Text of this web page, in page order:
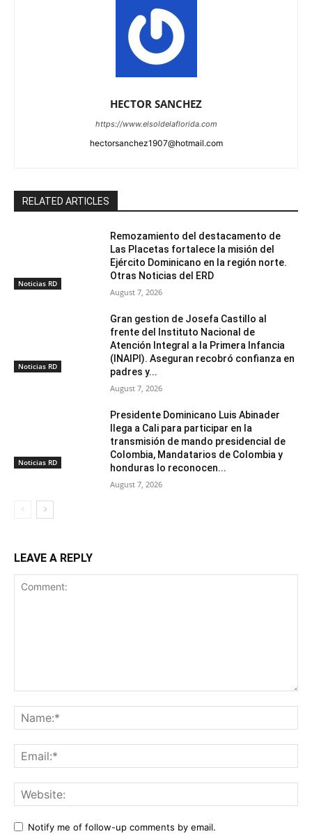
HECTOR SANCHEZ
https://www.elsoldelaflorida.com
hectorsanchez1907@hotmail.com
RELATED ARTICLES
Noticias RD
Remozamiento del destacamento de
Las Placetas fortalece la misión del
Ejército Dominicano en la región norte.
Otras Noticias del ERD
August 7, 2026
Noticias RD
Gran gestion de Josefa Castillo al
frente del Instituto Nacional de
Atención Integral a la Primera Infancia
(INAIPI). Aseguran recobró confianza en
padres y...
August 7, 2026
Noticias RD
Presidente Dominicano Luis Abinader
llega a Cali para participar en la
transmisión de mando presidencial de
Colombia, Mandatarios de Colombia y
honduras lo reconocen...
August 7, 2026
LEAVE A REPLY
Notify me of follow-up comments by email.